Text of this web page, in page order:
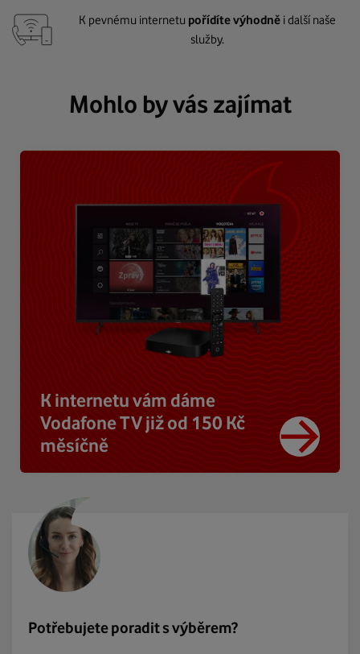
K pevnému internetu pořídíte výhodně i další naše
služby.
Mohlo by vás zajímat
K internetu vám dáme
Vodafone TV již od 150 Kč
měsíčně
Potřebujete poradit s výběrem?